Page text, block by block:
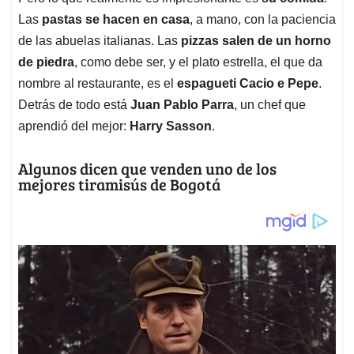
Las pastas se hacen en casa, a mano, con la paciencia
de las abuelas italianas. Las pizzas salen de un horno
de piedra, como debe ser, y el plato estrella, el que da
nombre al restaurante, es el espagueti Cacio e Pepe.
Detrás de todo está Juan Pablo Parra, un chef que
aprendió del mejor: Harry Sasson.
Algunos dicen que venden uno de los
mejores tiramisús de Bogotá